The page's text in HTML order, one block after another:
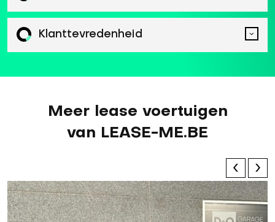
Klanttevredenheid
Meer lease voertuigen
van LEASE-ME.BE